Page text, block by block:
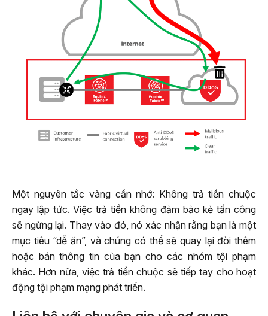
Một nguyên tắc vàng cần nhớ: Không trả tiền chuộc
ngay lập tức. Việc trả tiền không đảm bảo kẻ tấn công
sẽ ngừng lại. Thay vào đó, nó xác nhận rằng bạn là một
mục tiêu “dễ ăn”, và chúng có thể sẽ quay lại đòi thêm
hoặc bán thông tin của bạn cho các nhóm tội phạm
khác. Hơn nữa, việc trả tiền chuộc sẽ tiếp tay cho hoạt
động tội phạm mạng phát triển.